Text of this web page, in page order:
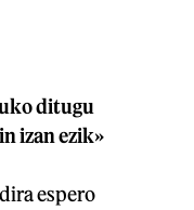
ditugu
izan ezik»
espero